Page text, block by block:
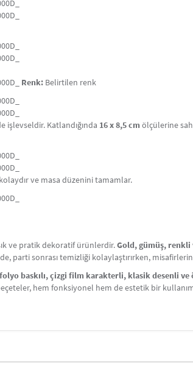
Renk: Belirtilen renk
işlevseldir. Katlandığında 16 x 8,5 cm ölçülerine
ve masa düzenini tamamlar.
ve pratik dekoratif ürünlerdir.Gold, gümüş, renkli
parti sonrası temizliği kolaylaştırırken,
folyo baskılı, çizgi film karakterli, klasik desenli ve
hem fonksiyonel hem de estetik bir